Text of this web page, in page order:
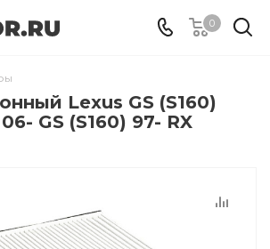
0
Lexus GS (S160)
GS (S160) 97- RX